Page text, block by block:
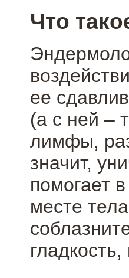
Что
ее
(а с ней –
лимфы,
значит,
помогает
месте